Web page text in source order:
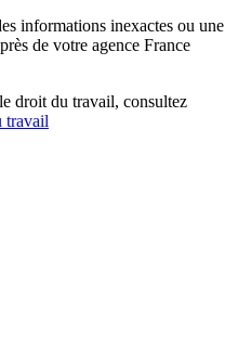
informations inexactes ou une
de votre agence France
droit du travail, consultez
travail